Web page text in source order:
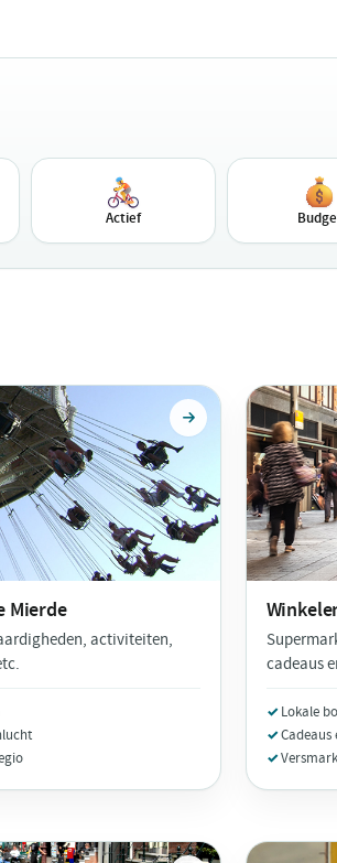
Actief
Mierde
activiteiten,
cadeaus
Lokale
Cadeaus